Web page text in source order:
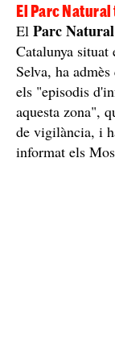
El Parc
El Parc
Catalunya
Selva, ha
els "episodis
aquesta zona",
de vigilància, i
informat els